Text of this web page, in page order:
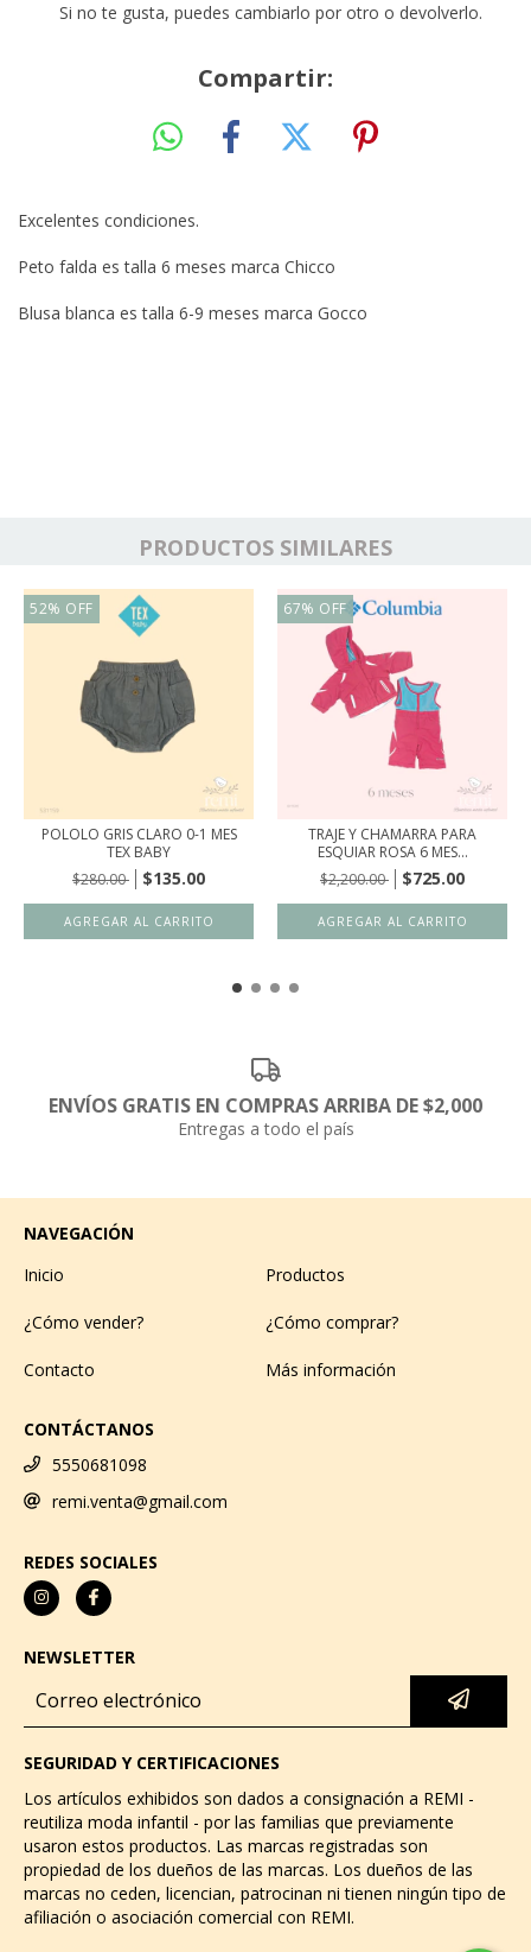
Si no te gusta, puedes cambiarlo por otro o devolverlo.
Compartir:
Excelentes condiciones.
Peto falda es talla 6 meses marca Chicco
Blusa blanca es talla 6-9 meses marca Gocco
PRODUCTOS SIMILARES
52% OFF
POLOLO GRIS CLARO 0-1 MES
TEX BABY
$280.00
$135.00
67% OFF
TRAJE Y CHAMARRA PARA
ESQUIAR ROSA 6 MES...
$2,200.00
$725.00
ENVÍOS GRATIS EN COMPRAS ARRIBA DE $2,000
Entregas a todo el país
NAVEGACIÓN
Inicio
Productos
¿Cómo vender? ¿Cómo comprar?
Contacto Más información
CONTÁCTANOS
5550681098
remi.venta@gmail.com
REDES SOCIALES
NEWSLETTER
SEGURIDAD Y CERTIFICACIONES
Los artículos exhibidos son dados a consignación a REMI -
reutiliza moda infantil - por las familias que previamente
usaron estos productos. Las marcas registradas son
propiedad de los dueños de las marcas. Los dueños de las
marcas no ceden, licencian, patrocinan ni tienen ningún tipo de
afiliación o asociación comercial con REMI.